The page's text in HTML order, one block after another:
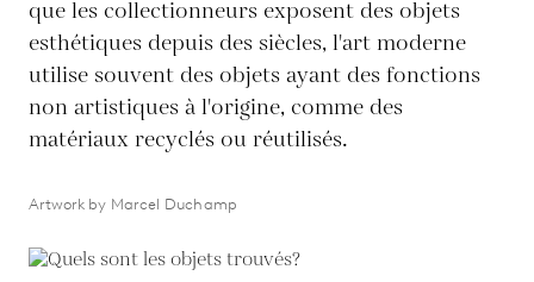
que les collectionneurs exposent des objets
esthétiques depuis des siècles, l'art moderne
utilise souvent des objets ayant des fonctions
non artistiques à l'origine, comme des
matériaux recyclés ou réutilisés.
Artwork by Marcel Duchamp